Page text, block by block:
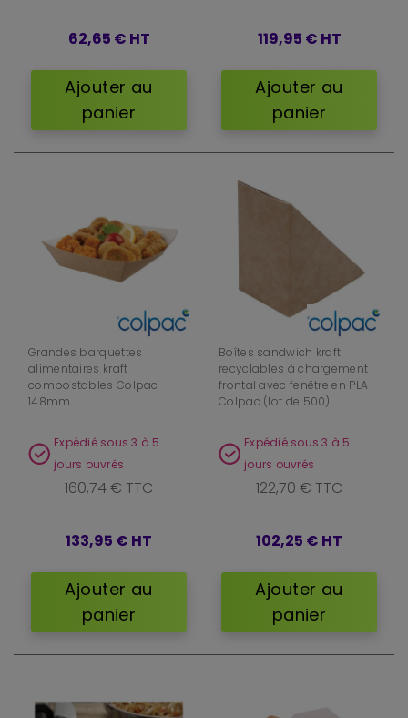
62,65 € HT
Ajouter au
panier
119,95 € HT
Ajouter au
panier
Grandes barquettes
alimentaires kraft
compostables Colpac
148mm
Expédié sous 3 à 5
jours ouvrés
160,74 € TTC
133,95 € HT
Ajouter au
panier
Boîtes sandwich kraft
recyclables à chargement
frontal avec fenêtre en PLA
Colpac (lot de 500)
Expédié sous 3 à 5
jours ouvrés
122,70 € TTC
102,25 € HT
Ajouter au
panier